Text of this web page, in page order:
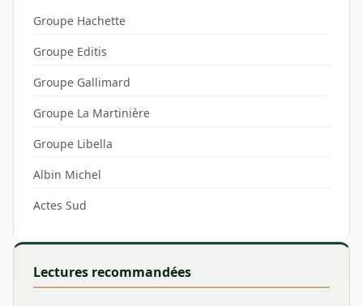
Groupe Hachette
Groupe Editis
Groupe Gallimard
Groupe La Martinière
Groupe Libella
Albin Michel
Actes Sud
Lectures recommandées